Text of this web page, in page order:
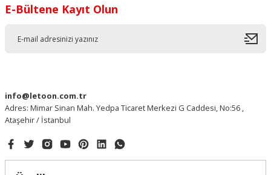
E-Bültene Kayıt Olun
info@letoon.com.tr
Adres: Mimar Sinan Mah. Yedpa Ticaret Merkezi G Caddesi, No:56 ,
Ataşehir / İstanbul